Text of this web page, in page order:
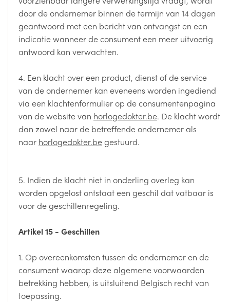
door de ondernemer binnen de termijn van 14 dagen
geantwoord met een bericht van ontvangst en een
indicatie wanneer de consument een meer uitvoerig
antwoord kan verwachten.
4. Een klacht over een product, dienst of de service
van de ondernemer kan eveneens worden ingediend
via een klachtenformulier op de consumentenpagina
van de website van horlogedokter.be. De klacht wordt
dan zowel naar de betreffende ondernemer als
naar horlogedokter.begestuurd.
5. Indien de klacht niet in onderling overleg kan
worden opgelost ontstaat een geschil dat vatbaar is
voor de geschillenregeling.
Artikel 15 - Geschillen
1. Op overeenkomsten tussen de ondernemer en de
consument waarop deze algemene voorwaarden
betrekking hebben, is uitsluitend Belgisch recht van
toepassing.